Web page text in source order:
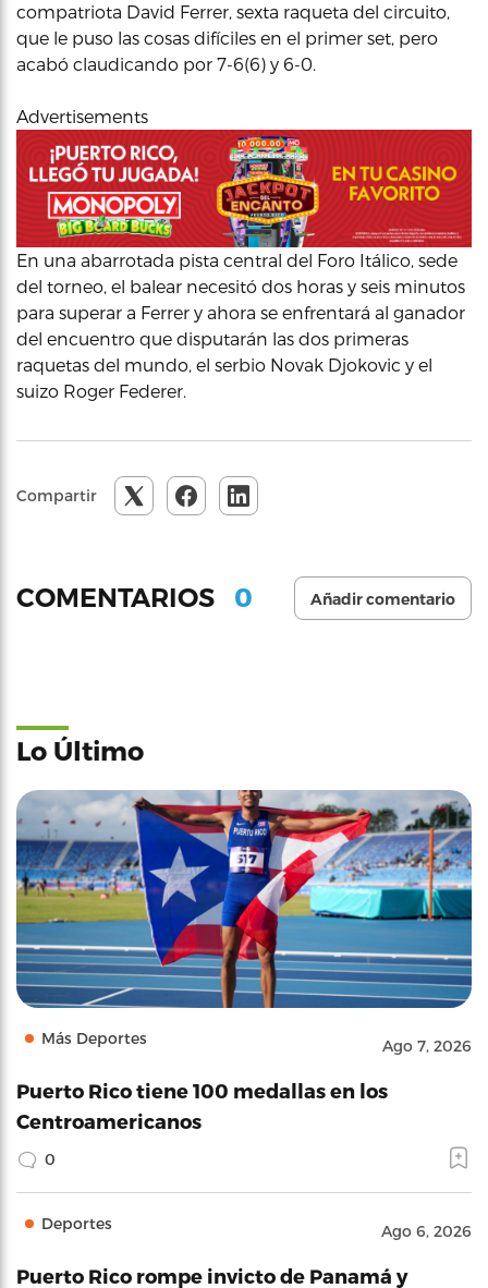
compatriota David Ferrer, sexta raqueta del circuito,
que le puso las cosas difíciles en el primer set, pero
acabó claudicando por 7-6(6) y 6-0.
Advertisements
En una abarrotada pista central del Foro Itálico, sede
del torneo, el balear necesitó dos horas y seis minutos
para superar a Ferrer y ahora se enfrentará al ganador
del encuentro que disputarán las dos primeras
raquetas del mundo, el serbio Novak Djokovic y el
suizo Roger Federer.
Compartir
COMENTARIOS 0 Añadir comentario
Lo Último
Más Deportes Ago 7, 2026
Puerto Rico tiene 100 medallas en los
Centroamericanos
0
Deportes Ago 6, 2026
Puerto Rico rompe invicto de Panamá y